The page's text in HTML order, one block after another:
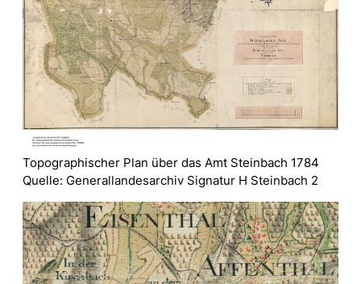
Topographischer Plan über das Amt Steinbach 1784
Quelle: Generallandesarchiv Signatur H Steinbach 2